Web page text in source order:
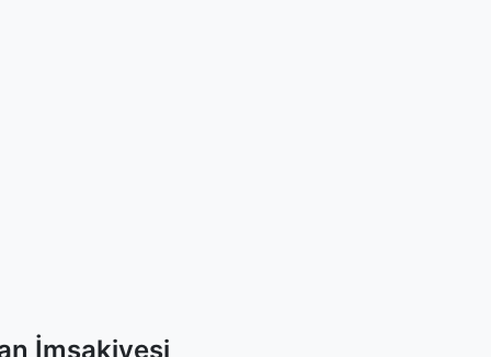
İmsakiyesi